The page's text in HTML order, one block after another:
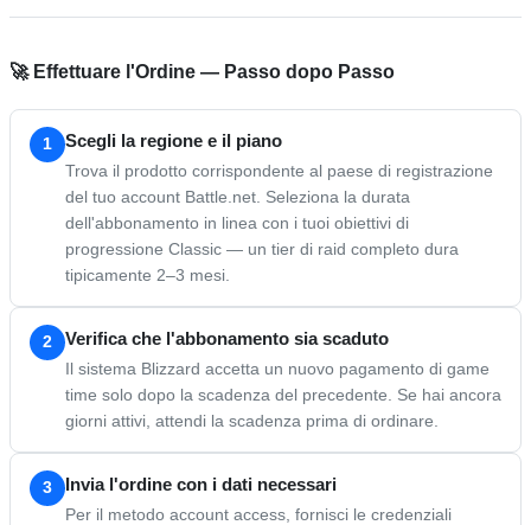
🚀 Effettuare l'Ordine — Passo dopo Passo
1 Scegli la regione e il piano
Trova il prodotto corrispondente al paese di registrazione
del tuo account Battle.net. Seleziona la durata
dell'abbonamento in linea con i tuoi obiettivi di
progressione Classic — un tier di raid completo dura
tipicamente 2–3 mesi.
2 Verifica che l'abbonamento sia scaduto
Il sistema Blizzard accetta un nuovo pagamento di game
time solo dopo la scadenza del precedente. Se hai ancora
giorni attivi, attendi la scadenza prima di ordinare.
3 Invia l'ordine con i dati necessari
Per il metodo account access, fornisci le credenziali